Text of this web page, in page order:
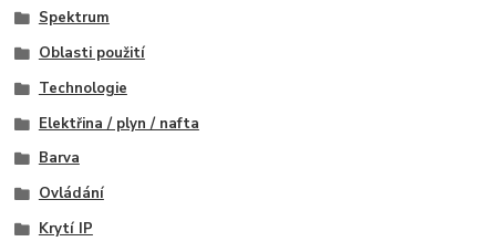
Spektrum
Oblasti použití
Technologie
Elektřina / plyn / nafta
Barva
Ovládání
Krytí IP